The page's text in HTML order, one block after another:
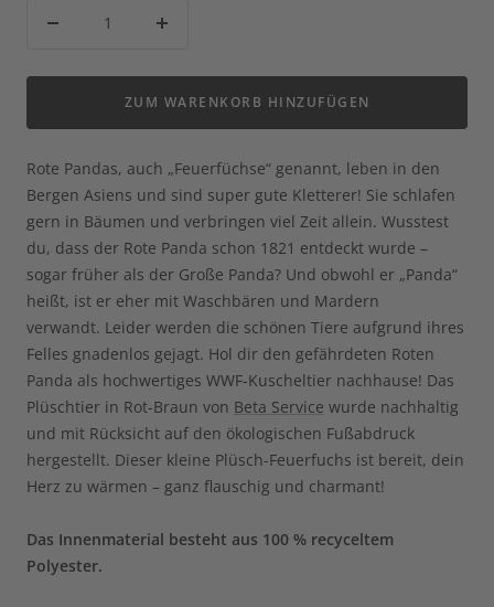
Menge
ZUM WARENKORB HINZUFÜGEN
Rote Pandas, auch „Feuerfüchse“ genannt, leben in den
Bergen Asiens und sind super gute Kletterer! Sie schlafen
gern in Bäumen und verbringen viel Zeit allein. Wusstest
du, dass der Rote Panda schon 1821 entdeckt wurde –
sogar früher als der Große Panda? Und obwohl er „Panda“
heißt, ist er eher mit Waschbären und Mardern
verwandt. Leider werden die schönen Tiere aufgrund ihres
Felles gnadenlos gejagt. Hol dir den gefährdeten Roten
Panda als hochwertiges WWF-Kuscheltier nachhause! Das
Plüschtier in Rot-Braun von Beta Service wurde nachhaltig
und mit Rücksicht auf den ökologischen Fußabdruck
hergestellt. Dieser kleine Plüsch-Feuerfuchs ist bereit, dein
Herz zu wärmen – ganz flauschig und charmant!
Das Innenmaterial besteht aus 100 % recyceltem
Polyester.